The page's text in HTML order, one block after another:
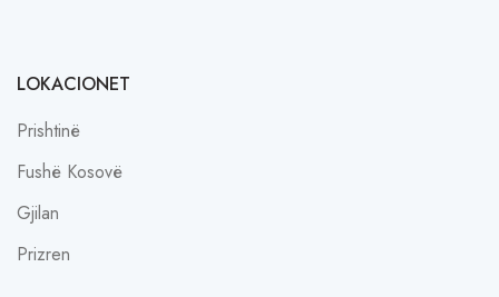
LOKACIONET
Prishtinë
Fushë Kosovë
Gjilan
Prizren